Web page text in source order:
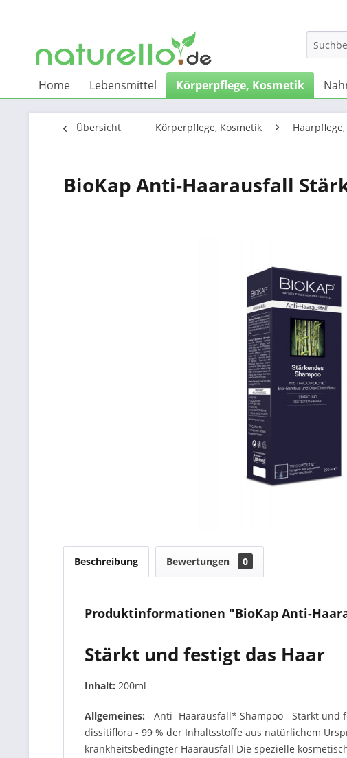
Home Lebensmittel Körperpflege, Kosmetik
Übersicht Körperpflege, Kosmetik
BioKap Anti-Haarausfall
Beschreibung Bewertungen 0
Produktinformationen "BioKap Anti-
Stärkt und festigt das Haar
Inhalt: 200ml
Allgemeines: - Anti- Haarausfall* Shampoo - Stärkt und
dissitiflora - 99 % der Inhaltsstoffe aus natürlichem
krankheitsbedingter Haarausfall Die spezielle